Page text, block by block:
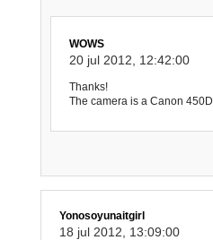
WOWS
20 jul 2012, 12:42:00
Thanks!
The camera is a Canon 450D.
Yonosoyunaitgirl
18 jul 2012, 13:09:00